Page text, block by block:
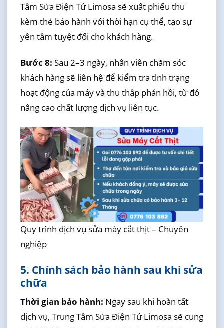
Tâm Sửa Điện Tử Limosa sẽ xuất phiếu thu
kèm thẻ bảo hành với thời hạn cụ thể, tạo sự
yên tâm tuyệt đối cho khách hàng.
Bước 8: Sau 2–3 ngày, nhân viên chăm sóc
khách hàng sẽ liên hệ để kiểm tra tình trạng
hoạt động của máy và thu thập phản hồi, từ đó
nâng cao chất lượng dịch vụ liên tục.
Quy trình dịch vụ sửa máy cắt thịt – Chuyên
nghiệp
5. Chính sách bảo hành sau khi sửa
chữa
Thời gian bảo hành: Ngay sau khi hoàn tất
dịch vụ, Trung Tâm Sửa Điện Tử Limosa sẽ cung